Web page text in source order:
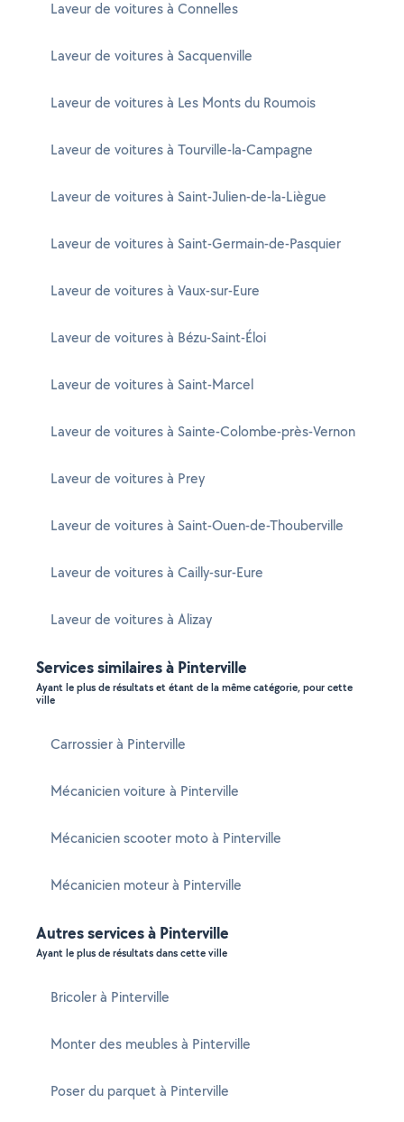
Laveur de voitures à Connelles
Laveur de voitures à Sacquenville
Laveur de voitures à Les Monts du Roumois
Laveur de voitures à Tourville-la-Campagne
Laveur de voitures à Saint-Julien-de-la-Liègue
Laveur de voitures à Saint-Germain-de-Pasquier
Laveur de voitures à Vaux-sur-Eure
Laveur de voitures à Bézu-Saint-Éloi
Laveur de voitures à Saint-Marcel
Laveur de voitures à Sainte-Colombe-près-Vernon
Laveur de voitures à Prey
Laveur de voitures à Saint-Ouen-de-Thouberville
Laveur de voitures à Cailly-sur-Eure
Laveur de voitures à Alizay
Services similaires à Pinterville
Ayant le plus de résultats et étant de la même catégorie, pour cette
ville
Carrossier à Pinterville
Mécanicien voiture à Pinterville
Mécanicien scooter moto à Pinterville
Mécanicien moteur à Pinterville
Autres services à Pinterville
Ayant le plus de résultats dans cette ville
Bricoler à Pinterville
Monter des meubles à Pinterville
Poser du parquet à Pinterville